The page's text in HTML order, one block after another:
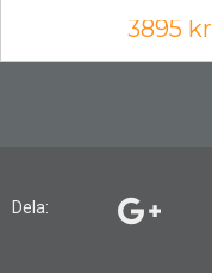
3895 kr
Dela: